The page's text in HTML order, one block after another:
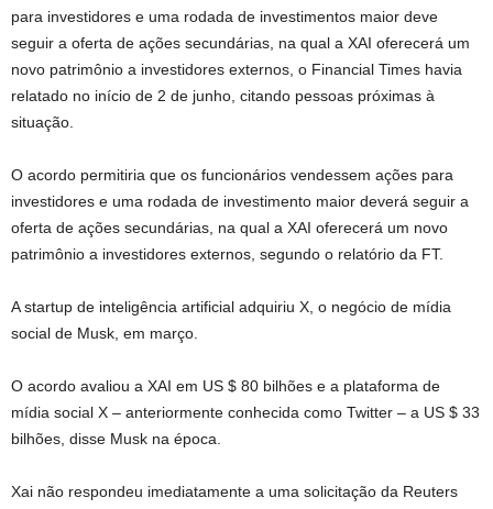
para investidores e uma rodada de investimentos maior deve
seguir a oferta de ações secundárias, na qual a XAI oferecerá um
novo patrimônio a investidores externos, o Financial Times havia
relatado no início de 2 de junho, citando pessoas próximas à
situação.
O acordo permitiria que os funcionários vendessem ações para
investidores e uma rodada de investimento maior deverá seguir a
oferta de ações secundárias, na qual a XAI oferecerá um novo
patrimônio a investidores externos, segundo o relatório da FT.
A startup de inteligência artificial adquiriu X, o negócio de mídia
social de Musk, em março.
O acordo avaliou a XAI em US $ 80 bilhões e a plataforma de
mídia social X – anteriormente conhecida como Twitter – a US $ 33
bilhões, disse Musk na época.
Xai não respondeu imediatamente a uma solicitação da Reuters